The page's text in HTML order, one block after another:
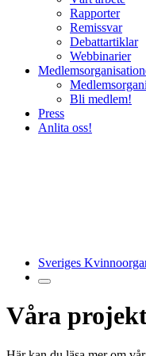
Rapporter
Remissvar
Debattartiklar
Webbinarier
Bli medlem!
Press
Anlita oss!
Sveriges
Våra